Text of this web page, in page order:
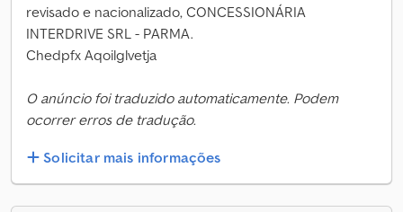
revisado e nacionalizado, CONCESSIONÁRIA
INTERDRIVE SRL - PARMA.
Chedpfx Aqoilglvetja
O anúncio foi traduzido automaticamente. Podem
ocorrer erros de tradução.
Solicitar mais informações